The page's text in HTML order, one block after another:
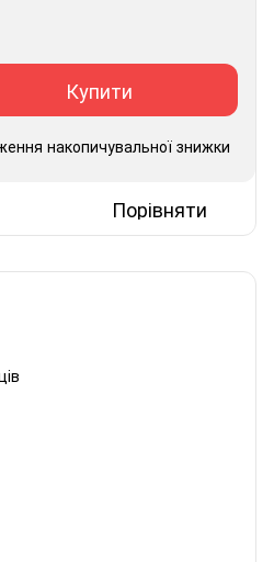
Купити
накопичувальної знижки
Порівняти